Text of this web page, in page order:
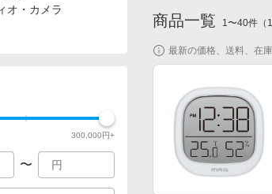
オ・カメラ
300,000円+
〜
商品一覧 1〜40件 （
最新の価格、送料、在